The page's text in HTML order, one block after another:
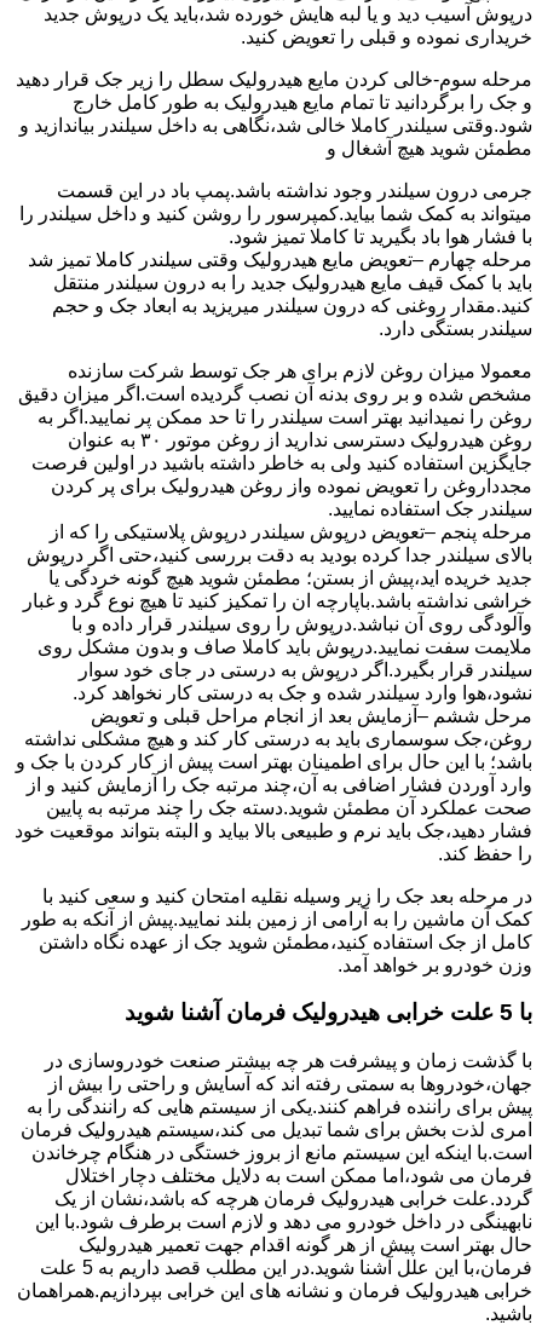
درپوش آسیب دید و یا لبه هایش خورده شد،باید یک درپوش جدید
خریداری نموده و قبلی را تعویض کنید.
مرحله سوم-خالی کردن مایع هیدرولیک سطل را زیر جک قرار دهید
و جک را برگردانید تا تمام مایع هیدرولیک به طور کامل خارج
شود.وقتی سیلندر کاملا خالی شد،نگاهی به داخل سیلندر بیاندازید و
مطمئن شوید هیچ آشغال و
جرمی درون سیلندر وجود نداشته باشد.پمپ باد در این قسمت
میتواند به کمک شما بیاید.کمپرسور را روشن کنید و داخل سیلندر را
با فشار هوا باد بگیرید تا کاملا تمیز شود.
مرحله چهارم –تعویض مایع هیدرولیک وقتی سیلندر کاملا تمیز شد
باید با کمک قیف مایع هیدرولیک جدید را به درون سیلندر منتقل
کنید.مقدار روغنی که درون سیلندر میریزید به ابعاد جک و حجم
سیلندر بستگی دارد.
معمولا میزان روغن لازم برای هر جک توسط شرکت سازنده
مشخص شده و بر روی بدنه آن نصب گردیده است.اگر میزان دقیق
روغن را نمیدانید بهتر است سیلندر را تا حد ممکن پر نمایید.اگر به
روغن هیدرولیک دسترسی ندارید از روغن موتور ۳۰ به عنوان
جایگزین استفاده کنید ولی به خاطر داشته باشید در اولین فرصت
مجدداروغن را تعویض نموده واز روغن هیدرولیک برای پر کردن
سیلندر جک استفاده نمایید.
مرحله پنجم –تعویض درپوش سیلندر درپوش پلاستیکی را که از
بالای سیلندر جدا کرده بودید به دقت بررسی کنید،حتی اگر درپوش
جدید خریده اید،پیش از بستن؛ مطمئن شوید هیچ گونه خردگی یا
خراشی نداشته باشد.باپارچه ان را تمکیز کنید تا هیچ نوع گرد و غبار
وآلودگی روی آن نباشد.درپوش را روی سیلندر قرار داده و با
ملایمت سفت نمایید.درپوش باید کاملا صاف و بدون مشکل روی
سیلندر قرار بگیرد.اگر درپوش به درستی در جای خود سوار
نشود،هوا وارد سیلندر شده و جک به درستی کار نخواهد کرد.
مرحل ششم –آزمایش بعد از انجام مراحل قبلی و تعویض
روغن،جک سوسماری باید به درستی کار کند و هیچ مشکلی نداشته
باشد؛ با این حال برای اطمینان بهتر است پیش از کار کردن با جک و
وارد آوردن فشار اضافی به آن،چند مرتبه جک را آزمایش کنید و از
صحت عملکرد آن مطمئن شوید.دسته جک را چند مرتبه به پایین
فشار دهید،جک باید نرم و طبیعی بالا بیاید و البته بتواند موقعیت خود
را حفظ کند.
در مرحله بعد جک را زیر وسیله نقلیه امتحان کنید و سعی کنید با
کمک آن ماشین را به آرامی از زمین بلند نمایید.پیش از آنکه به طور
کامل از جک استفاده کنید،مطمئن شوید جک از عهده نگاه داشتن
وزن خودرو بر خواهد آمد.
با 5 علت خرابی هیدرولیک فرمان آشنا شوید
با گذشت زمان و پیشرفت هر چه بیشتر صنعت خودروسازی در
جهان،خودروها به سمتی رفته اند که آسایش و راحتی را بیش از
پیش برای راننده فراهم کنند.یکی از سیستم هایی که رانندگی را به
امری لذت بخش برای شما تبدیل می کند،سیستم هیدرولیک فرمان
است.با اینکه این سیستم مانع از بروز خستگی در هنگام چرخاندن
فرمان می شود،اما ممکن است به دلایل مختلف دچار اختلال
گردد.علت خرابی هیدرولیک فرمان هرچه که باشد،نشان از یک
نابهینگی در داخل خودرو می دهد و لازم است برطرف شود.با این
حال بهتر است پیش از هر گونه اقدام جهت تعمیر هیدرولیک
فرمان،با این علل آشنا شوید.در این مطلب قصد داریم به 5 علت
خرابی هیدرولیک فرمان و نشانه های این خرابی بپردازیم.همراهمان
باشید.